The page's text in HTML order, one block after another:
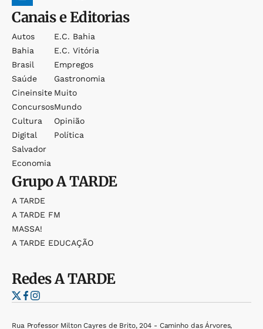
Canais e Editorias
Autos
Bahia
Brasil
Saúde
Cineinsite
Concursos
Cultura
Digital
Salvador
Economia
E.c. Bahia
E.c. Vitória
Empregos
Gastronomia
Muito
Mundo
Opinião
Política
GrupoA TARDE
A TARDE
A TARDE FM
MASSA!
A TARDE EDUCAÇÃO
RedesA TARDE
Rua Professor Milton Cayres de Brito, 204 - Caminho das Árvores,